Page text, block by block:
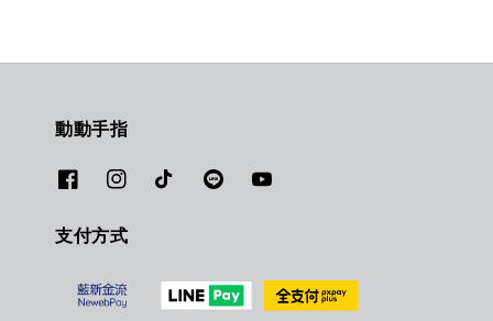
動動手指
支付方式